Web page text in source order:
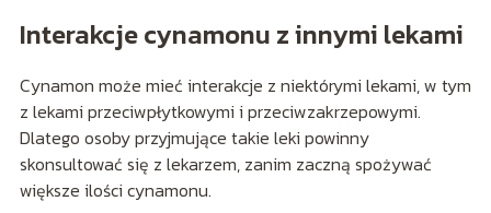
Interakcje cynamonu z innymi lekami
Cynamon może mieć interakcje z niektórymi lekami, w tym
z lekami przeciwpłytkowymi i przeciwzakrzepowymi.
Dlatego osoby przyjmujące takie leki powinny
skonsultować się z lekarzem, zanim zaczną spożywać
większe ilości cynamonu.